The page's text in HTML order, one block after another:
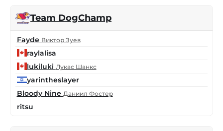
Team DogChamp
Fayde Виктор Зуев
raylalisa
lukiluki Лукас Шанкс
yarintheslayer
Bloody Nine Даниил Фостер
ritsu